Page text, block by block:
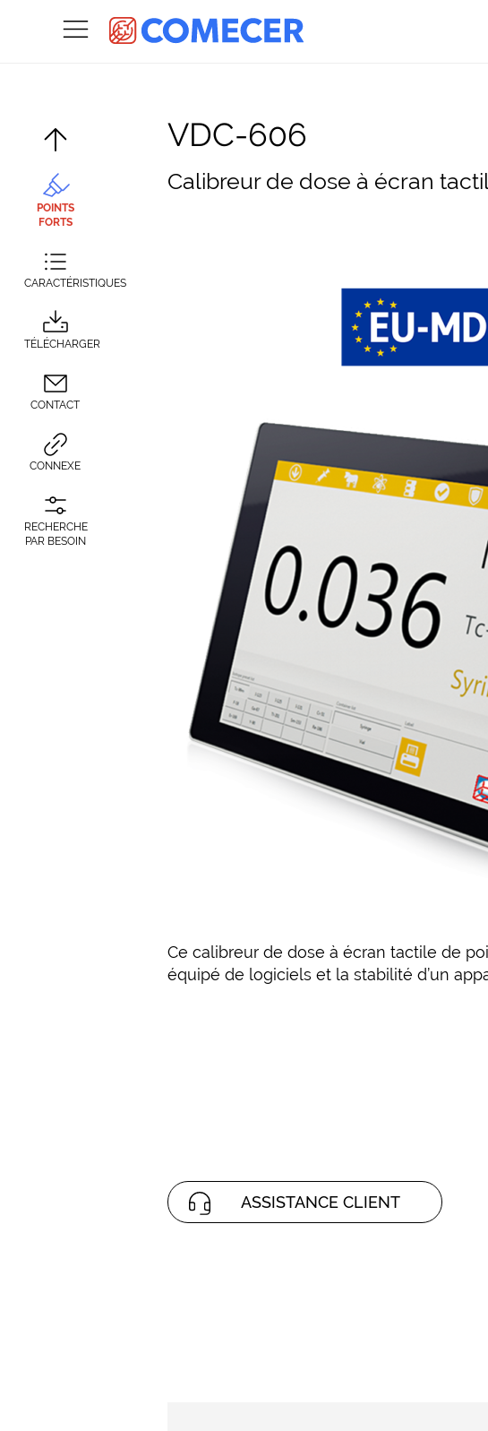
POINTS
FORTS
CARACTÉRISTIQUES
TÉLÉCHARGER
CONTACT
CONNEXE
RECHERCHE
PAR BESOIN
VDC-606
Calibreur de dose à écran
Ce calibreur de dose à écran tactile de
équipé de logiciels et la stabilité d’un
ASSISTANCE CLIENT